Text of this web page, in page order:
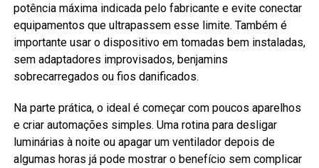
potência máxima indicada pelo fabricante e evite conectar
equipamentos que ultrapassem esse limite. Também é
importante usar o dispositivo em tomadas bem instaladas,
sem adaptadores improvisados, benjamins
sobrecarregados ou fios danificados.
Na parte prática, o ideal é começar com poucos aparelhos
e criar automações simples. Uma rotina para desligar
luminárias à noite ou apagar um ventilador depois de
algumas horas já pode mostrar o benefício sem complicar